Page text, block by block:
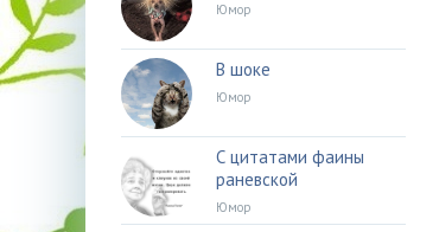
Юмор
В шоке
Юмор
С цитатами фаины
раневской
Юмор